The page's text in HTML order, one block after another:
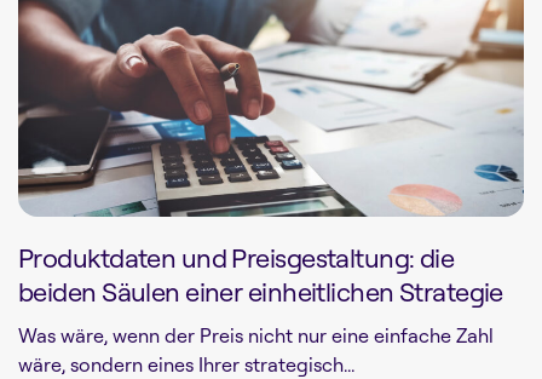
Produktdaten und Preisgestaltung: die
beiden Säulen einer einheitlichen Strategie
Was wäre, wenn der Preis nicht nur eine einfache Zahl
wäre, sondern eines Ihrer strategisch...